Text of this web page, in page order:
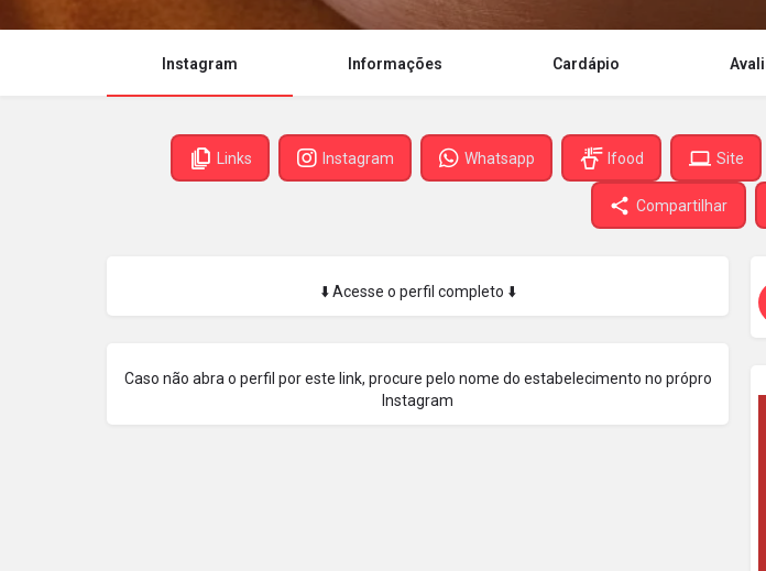
Instagram Informações Cardápio
Links Instagram Whatsapp Ifood Site
Compartilhar
⬇️ Acesse o perfil completo ⬇️
Caso não abra o perfil por este link, procure pelo nome do estabelecimento no própro
Instagram